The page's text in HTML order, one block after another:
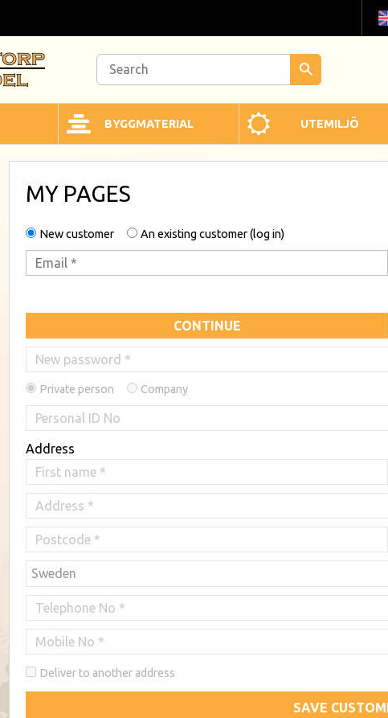
BYGGMATERIAL UTEMILJÖ
MY PAGES
New customer An existing customer log in
CONTINUE
Private person Company
Address
Deliver to another address
SAVE